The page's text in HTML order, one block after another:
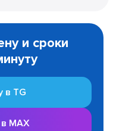
и сроки
в TG
MAX